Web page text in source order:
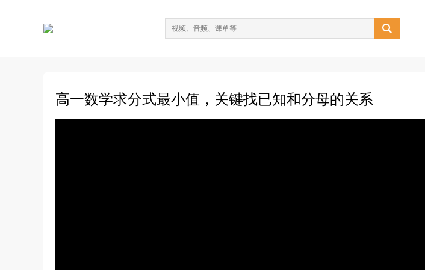

高一数学求分式最小值，关键找已知和分母的关系